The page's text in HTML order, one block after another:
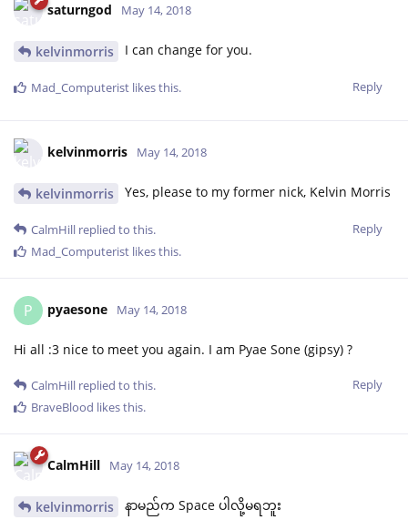
saturngod May 14, 2018
kelvinmorris I can change for you.
Reply
Mad_Computerist likes this.
kelvinmorris May 14, 2018
kelvinmorris Yes, please to my former nick, Kelvin Morris
Reply
CalmHill replied to this.
Mad_Computerist likes this.
P pyaesone May 14, 2018
Hi all :3 nice to meet you again. I am Pyae Sone (gipsy) ?
Reply
CalmHill replied to this.
BraveBlood likes this.
CalmHill May 14, 2018
kelvinmorris နာမည်က Space ပါလို့မရဘူး